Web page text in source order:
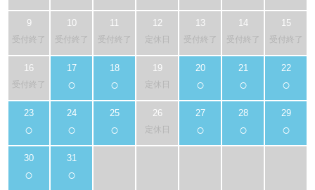
受付終了 受付終了 受付終了 定休日 受付終了 受付終了 受付終了
受付終了 ○ ○ 定休日 ○ ○ ○
○ ○ ○ 定休日 ○ ○ ○
○ ○